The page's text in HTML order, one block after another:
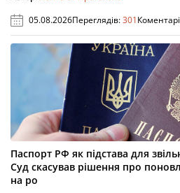
05.08.2026Переглядів:301
Паспорт РФ як підстава для
Суд скасував рішення про
на ро